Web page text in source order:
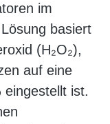
im
basiert
(H₂O₂),
auf eine
eingestellt ist.